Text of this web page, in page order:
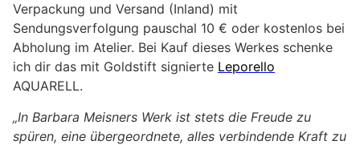
Verpackung und Versand (Inland) mit
Sendungsverfolgung pauschal 10 € oder kostenlos bei
Abholung im Atelier. Bei Kauf dieses Werkes schenke
ich dir das mit Goldstift signierte Leporello
AQUARELL.
„In Barbara Meisners Werk ist stets die Freude zu
spüren, eine übergeordnete, alles verbindende Kraft zu